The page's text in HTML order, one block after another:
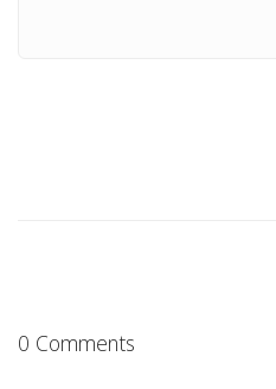
0 Comments